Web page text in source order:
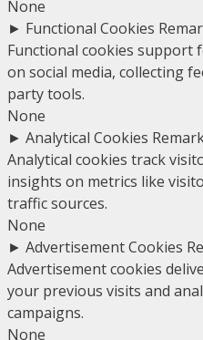
None
► Functional Cookies
Functional cookies support
on social media, collecting
party tools.
None
► Analytical Cookies
Analytical cookies track
insights on metrics like
traffic sources.
None
► Advertisement Cookies
Advertisement cookies
your previous visits and
campaigns.
None